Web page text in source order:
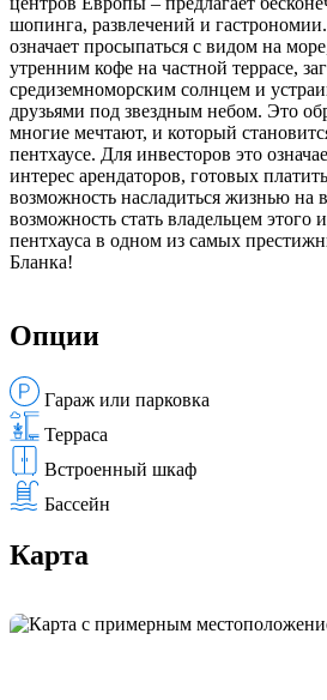
шопинга, развлечений и
означает просыпаться с видом на
утренним кофе на частной террасе,
средиземноморским солнцем и
друзьями под звездным небом. Это
многие мечтают, и который
пентхаусе. Для инвесторов это
интерес арендаторов, готовых
возможность насладиться жизнью на
возможность стать владельцем этого
пентхауса в одном из самых
Бланка!
Опции
Гараж или парковка
Терраса
Встроенный шкаф
Бассейн
Карта